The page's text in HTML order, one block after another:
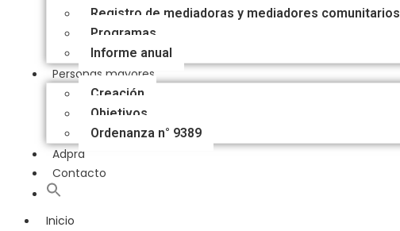
Registro de mediadoras y mediadores comunitarios
Programas
Informe anual
Personas mayores
Creación
Objetivos
Ordenanza n° 9389
Adpra
Contacto
Inicio